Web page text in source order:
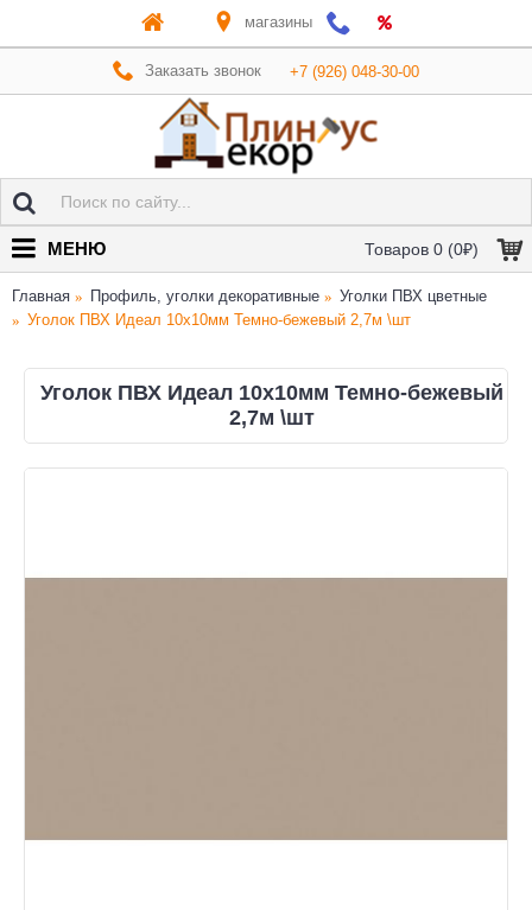
магазины
Заказать звонок +7 (926) 048-30-00
Товаров 0 (0₽)
МЕНЮ
Главная Профиль, уголки декоративные
Уголки ПВХ цветные
Уголок ПВХ Идеал 10х10мм Темно-бежевый 2,7м \шт
Уголок ПВХ Идеал 10х10мм Темно-бежевый
2,7м \шт